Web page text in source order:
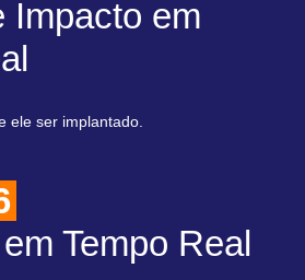
Impacto em
ele ser implantado.
Tempo Real